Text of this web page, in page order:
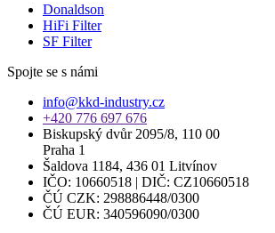
Donaldson
HiFi Filter
SF Filter
Spojte se s námi
info@kkd-industry.cz
+420 776 697 676
Biskupský dvůr 2095/8, 110 00
Praha 1
Šaldova 1184, 436 01 Litvínov
IČO: 10660518 | DIČ: CZ10660518
ČÚ CZK: 298886448/0300
ČÚ EUR: 340596090/0300